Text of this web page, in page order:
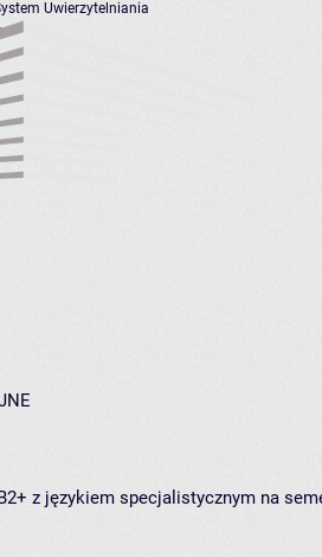
Uwierzytelniania
z językiem specjalistycznym na